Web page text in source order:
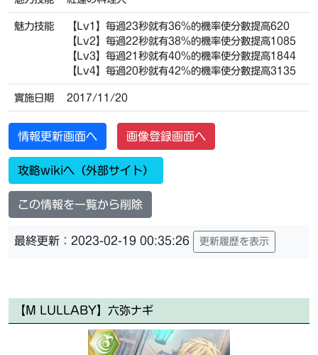
魅力技能
【Lv1】每過23秒就有36%的機率使分數提高620
【Lv2】每過22秒就有38%的機率使分數提高1085
【Lv3】每過21秒就有40%的機率使分數提高1844
【Lv4】每過20秒就有42%的機率使分數提高3135
實施日期 2017/11/20
情報更新画面へ 画像登録画面へ
攻略wikiへ（外部サイト）
この情報を一覧から削除
最終更新：2023-02-19 00:35:26 更新履歴を表示
【M LULLABY】六弥ナギ